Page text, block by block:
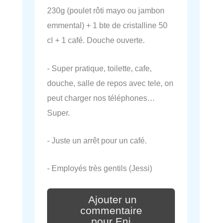
230g (poulet rôti mayo ou jambon
emmental) + 1 bte de cristalline 50
cl + 1 café. Douche ouverte.
- Super pratique, toilette, cafe,
douche, salle de repos avec tele, on
peut charger nos téléphones…
Super.
- Juste un arrêt pour un café.
- Employés très gentils (Jessi)
Ajouter un
commentaire